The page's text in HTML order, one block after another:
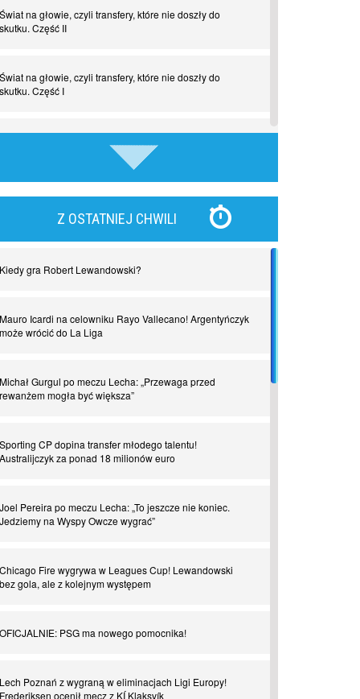
Świat na głowie, czyli transfery, które nie doszły do
skutku. Część II
Świat na głowie, czyli transfery, które nie doszły do
skutku. Część I
owca cała?
Najdziwniejsze kary w historii piłki nożnej. Część I
I love this game! Patrice Evra
Czar z Czarnego Lądu, czyli Pep Guardiola kontra Afryka
Z OSTATNIEJ CHWILI
Kiedy gra Robert Lewandowski?
Mauro Icardi na celowniku Rayo Vallecano! Argentyńczyk
może wrócić do La Liga
Michał Gurgul po meczu Lecha: „Przewaga przed
rewanżem mogła być większa”
Sporting CP dopina transfer młodego talentu!
Australijczyk za ponad 18 milionów euro
Joel Pereira po meczu Lecha: „To jeszcze nie koniec.
Jedziemy na Wyspy Owcze wygrać”
Chicago Fire wygrywa w Leagues Cup! Lewandowski
bez gola, ale z kolejnym występem
OFICJALNIE: PSG ma nowego pomocnika!
Lech Poznań z wygraną w eliminacjach Ligi Europy!
Frederiksen ocenił mecz z KÍ Klaksvík